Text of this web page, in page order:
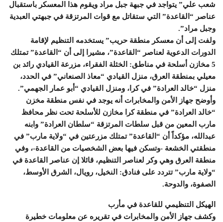
شعب علي” يتواجد في جبهة جبل مراد ويقوم هذا المعسكر باستقبال
عناصر “القاعدة” التي ستقاتل مع قوات المرتزقة في جبهتي العبدية
وجبل مراد”.
ولفت إلى أن معسكر منطقة حريب” يستخدمه التنظيم لإقامة
الدورات الدعوية لعناصر “القاعدة”، مشيرا إلى أن “القاعدة” تمتلك
5 مخازن أسلحة في مناطق: الخثلة الفقراء، مزرعة القيادي رائد بن
معيلي بمنطقة العرق، منزل القيادي “معاذ الصنعاني” في الحدد،
منزل “خالد العرادة” في كرا، ومنزل القيادي “أبو عمار الجهمي”.
وأوضح جهاز الأمن والمخابرات أنه يوجد في نفس منطقة مخزن
“خالد العرادة” في منطقة كرا مخازن للأسلحة تحت نظر محافظ
مارب المعين من قبل سلطات المرتزقة “سلطان العرادة” وابنه
عبدالله، مؤكداً أن “القاعدة” تمتلك مزرعتين في “ولاية مارب” في
منطقتي الخشعة -وتسكن فيها بعض الشخصيات من القاعدة-، وفي
منطقة العرق وهي وكر لعناصر التنظيم، قائلا إن عناصر القاعدة في
“ولاية مارب” تتردد على فنادق: النخيل، رويال، الشرق الأوسط،
الصفوة، والدوحة.
الهيكل التنظيمي للقاعدة في مأرب
وكشف جهاز الأمن والمخابرات في تقريره عن معلومات خطيرة